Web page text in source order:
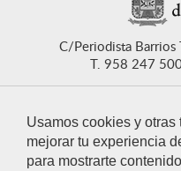
Usamos cookies y
mejorar tu experiencia
para mostrarte
C/Periodista Barrios
T. 958 247